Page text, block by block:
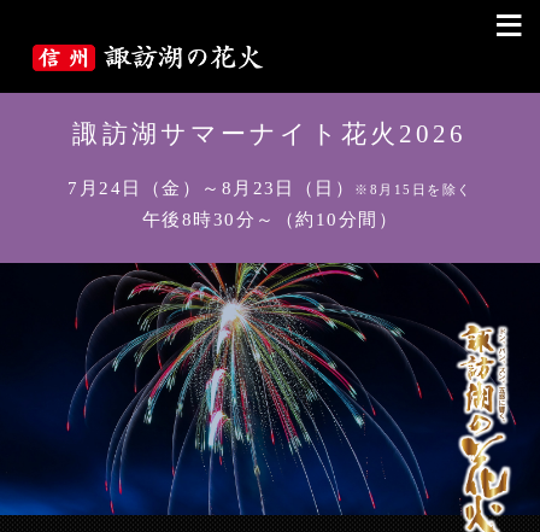
≡
諏訪湖サマーナイト花火2026
7月24日（金）～8月23日（日） ※8月15日を除く
午後8時30分～（約10分間）